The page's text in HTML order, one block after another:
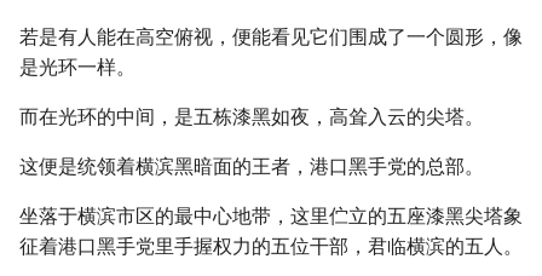
若是有人能在高空俯视，便能看见它们围成了一个圆形，像
是光环一样。
而在光环的中间，是五栋漆黑如夜，高耸入云的尖塔。
这便是统领着横滨黑暗面的王者，港口黑手党的总部。
坐落于横滨市区的最中心地带，这里伫立的五座漆黑尖塔象
征着港口黑手党里手握权力的五位干部，君临横滨的五人。